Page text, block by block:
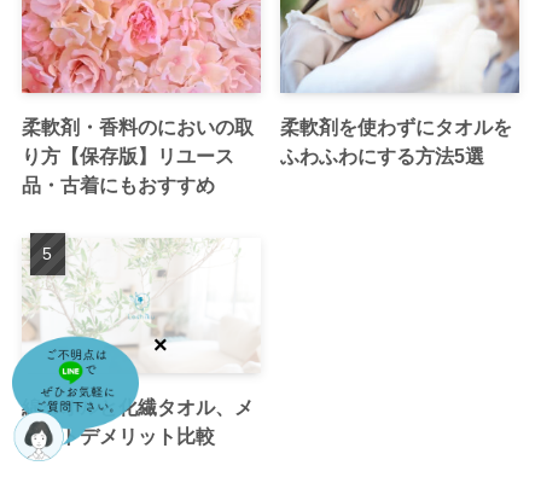
柔軟剤・香料のにおいの取
り方【保存版】リユース
品・古着にもおすすめ
柔軟剤を使わずにタオルを
ふわふわにする方法5選
綿タオルと化繊タオル、メ
リットデメリット比較